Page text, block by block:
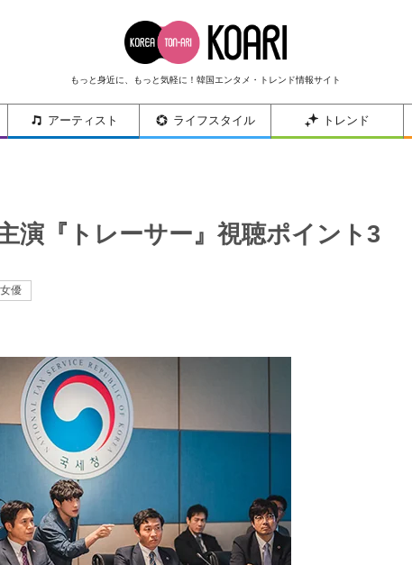
もっと身近に、もっと気軽に！韓国エンタメ・トレンド情報サイト
アーティスト ライフスタイル トレンド
演『トレーサー』視聴ポイント3
優